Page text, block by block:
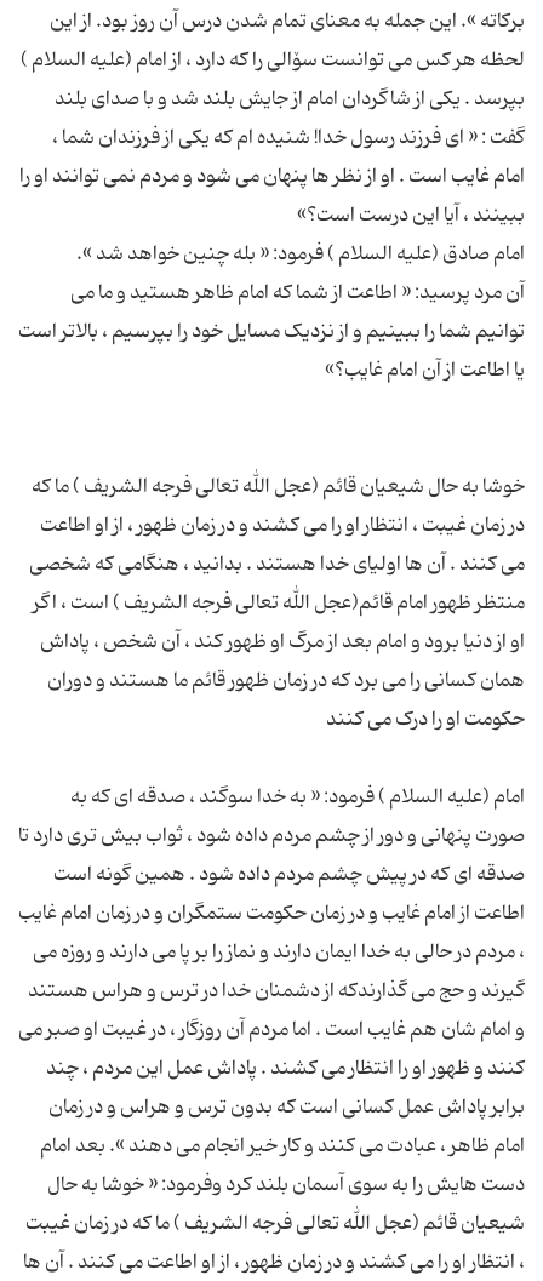
برکاته ». این جمله به معنای تمام شدن درس آن روز بود. از این
لحظه هر کس می توانست سۆالی را که دارد ، از امام (علیه السلام )
بپرسد . یکی از شاگردان امام از جایش بلند شد و با صدای بلند
گفت : « ای فرزند رسول خدا! شنیده ام که یکی از فرزندان شما ،
امام غایب است . او از نظر ها پنهان می شود و مردم نمی توانند او را
آن مرد پرسید: « اطاعت از شما که امام ظاهر هستید و ما می
توانیم شما را ببینیم و از نزدیک مسایل خود را بپرسیم ، بالاتر است
خوشا به حال شیعیان قائم (عجل الله تعالی فرجه الشریف ) ما که
در زمان غیبت ، انتظار او را می کشند و در زمان ظهور ، از او اطاعت
می کنند . آن ها اولیای خدا هستند . بدانید ، هنگامی که شخصی
منتظر ظهور امام قائم(عجل الله تعالی فرجه الشریف ) است ، اگر
او از دنیا برود و امام بعد از مرگ او ظهور کند ، آن شخص ، پاداش
همان کسانی را می برد که در زمان ظهور قائم ما هستند و دوران
امام (علیه السلام ) فرمود: « به خدا سوگند ، صدقه ای که به
صورت پنهانی و دور از چشم مردم داده شود ، ثواب بیش تری دارد تا
صدقه ای که در پیش چشم مردم داده شود . همین گونه است
اطاعت از امام غایب و در زمان حکومت ستمگران و در زمان امام غایب
، مردم در حالی به خدا ایمان دارند و نماز را بر پا می دارند و روزه می
گیرند و حج می گذارندکه از دشمنان خدا در ترس و هراس هستند
و امام شان هم غایب است . اما مردم آن روزگار ، در غیبت او صبر می
کنند و ظهور او را انتظار می کشند . پاداش عمل این مردم ، چند
برابر پاداش عمل کسانی است که بدون ترس و هراس و در زمان
امام ظاهر ، عبادت می کنند و کار خیر انجام می دهند ». بعد امام
دست هایش را به سوی آسمان بلند کرد وفرمود: « خوشا به حال
شیعیان قائم (عجل الله تعالی فرجه الشریف ) ما که در زمان غیبت
، انتظار او را می کشند و در زمان ظهور ، از او اطاعت می کنند . آن ها